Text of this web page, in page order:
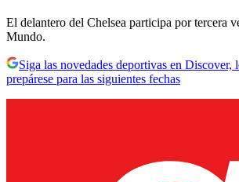
El delantero del Chelsea participa por tercera
Mundo.
Siga las novedades deportivas en Discover,
prepárese para las siguientes fechas